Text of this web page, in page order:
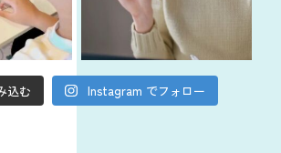
込む Instagram でフォロー